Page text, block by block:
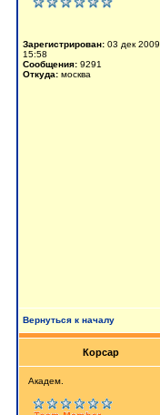
Зарегистрирован: 03 дек 2009,
15:58
Сообщения: 9291
Откуда: москва
Вернуться к началу
Корсар
Aкaдeм.